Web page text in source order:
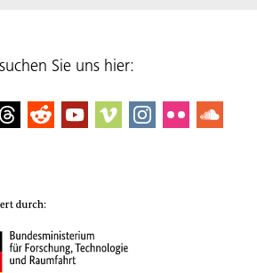
Sie uns hier: